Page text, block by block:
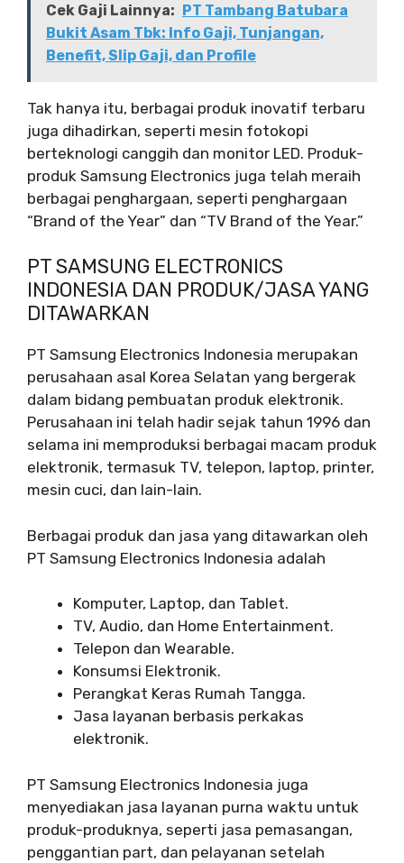
Cek Gaji Lainnya: PT Tambang Batubara
Bukit Asam Tbk: Info Gaji, Tunjangan,
Benefit, Slip Gaji, dan Profile
Tak hanya itu, berbagai produk inovatif terbaru
juga dihadirkan, seperti mesin fotokopi
berteknologi canggih dan monitor LED. Produk-
produk Samsung Electronics juga telah meraih
berbagai penghargaan, seperti penghargaan
“Brand of the Year” dan “TV Brand of the Year.”
PT SAMSUNG ELECTRONICS
INDONESIA DAN PRODUK/JASA YANG
DITAWARKAN
PT Samsung Electronics Indonesia merupakan
perusahaan asal Korea Selatan yang bergerak
dalam bidang pembuatan produk elektronik.
Perusahaan ini telah hadir sejak tahun 1996 dan
selama ini memproduksi berbagai macam produk
elektronik, termasuk TV, telepon, laptop, printer,
mesin cuci, dan lain-lain.
Berbagai produk dan jasa yang ditawarkan oleh
PT Samsung Electronics Indonesia adalah
Komputer, Laptop, dan Tablet.
TV, Audio, dan Home Entertainment.
Telepon dan Wearable.
Konsumsi Elektronik.
Perangkat Keras Rumah Tangga.
Jasa layanan berbasis perkakas
elektronik.
PT Samsung Electronics Indonesia juga
menyediakan jasa layanan purna waktu untuk
produk-produknya, seperti jasa pemasangan,
penggantian part, dan pelayanan setelah